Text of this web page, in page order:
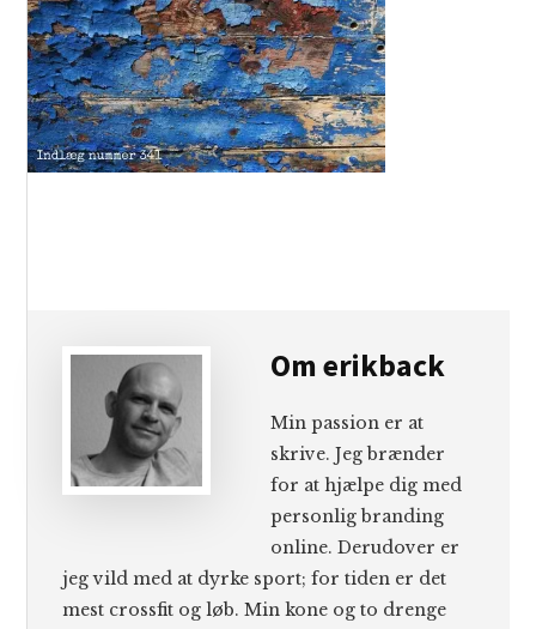
Omerikback
Min passion er at
skrive. Jeg brænder
for at hjælpe dig med
personlig branding
online. Derudover er
jeg vild med at dyrke sport; for tiden er det
mest crossfit og løb. Min kone og to drenge